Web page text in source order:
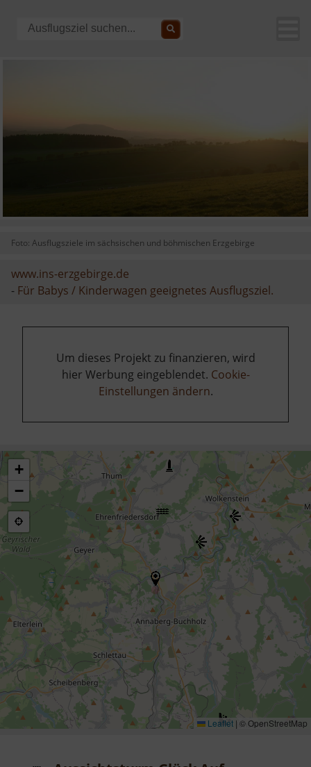
Foto: Ausflugsziele im sächsischen und böhmischen Erzgebirge
www.ins-erzgebirge.de
- Für Babys / Kinderwagen geeignetes Ausflugsziel.
Um dieses Projekt zu finanzieren, wird
hier Werbung eingeblendet. Cookie-
Einstellungen ändern.
+
−
Leaflet | © OpenStreetMap